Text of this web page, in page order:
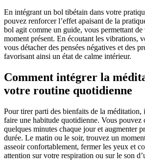
En intégrant un bol tibétain dans votre
pouvez renforcer l’effet apaisant de la
bol agit comme un guide, vous permettant de
moment présent. En écoutant les vibrations,
vous détacher des pensées négatives et des
favorisant ainsi un état de calme intérieur.
Comment intégrer la
votre routine quotidienne
Pour tirer parti des bienfaits de la méditation,
faire une habitude quotidienne. Vous pouvez
quelques minutes chaque jour et augmenter
durée. Le matin ou le soir, trouvez un
asseoir confortablement, fermer les yeux et
attention sur votre respiration ou sur le son